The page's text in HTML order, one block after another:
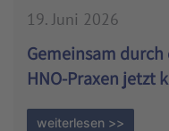
19. Juni 2026
Gemeinsam durch
HNO-Praxen jetzt
weiterlesen >>